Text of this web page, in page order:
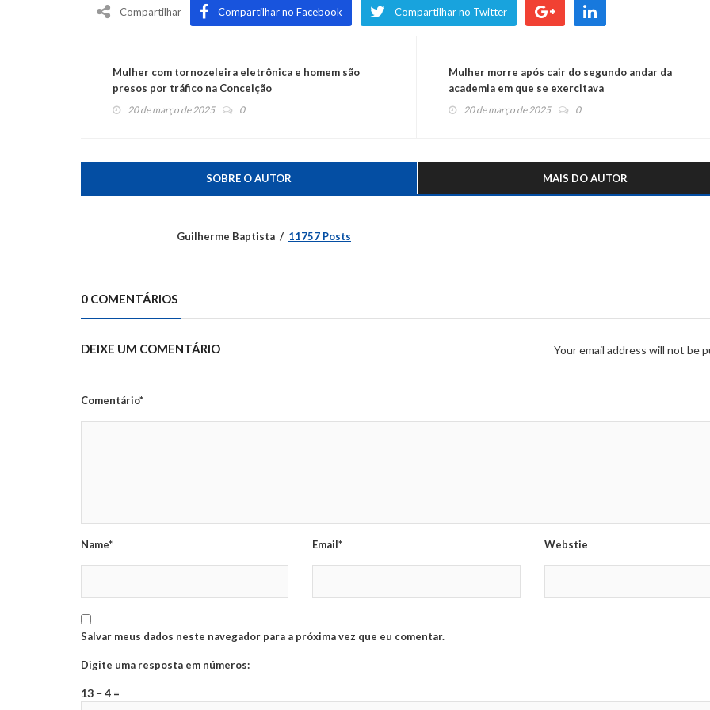
Compartilhar Compartilhar no Facebook Compartilhar no Twitter
Mulher com tornozeleira eletrônica e homem são
presos por tráfico na Conceição
20 de março de 2025 0
Mulher morre após cair do segundo andar da
academia em que se exercitava
20 de março de 2025 0
SOBRE O AUTOR MAIS DO AUTOR
Guilherme Baptista 11757 Posts
0 COMENTÁRIOS
DEIXE UM COMENTÁRIO Your email address will not be
Comentário*
Name* Email* Webstie
Salvar meus dados neste navegador para a próxima vez que eu comentar.
Digite uma resposta em números:
13 − 4 =